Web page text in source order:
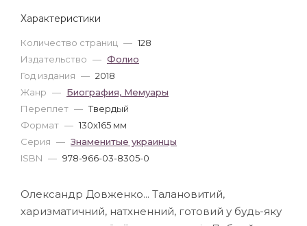
Характеристики
Количество страниц — 128
Издательство — Фолио
Год издания — 2018
Жанр — Биография, Мемуары
Переплет — Твердый
Формат — 130x165 мм
Серия — Знаменитые украинцы
ISBN — 978-966-03-8305-0
Олександр Довженко... Талановитий,
харизматичний, натхненний, готовий у будь-яку